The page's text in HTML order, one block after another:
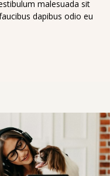
malesuada sit
dapibus odio eu